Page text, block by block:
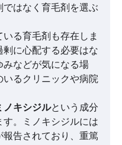
はなく育毛剤を選ぶ
る育毛剤も存在しま
に心配する必要はな
などが気になる場
るクリニックや病院
ノキシジルという成分
。ミノキシジルには
報告されており 、重篤